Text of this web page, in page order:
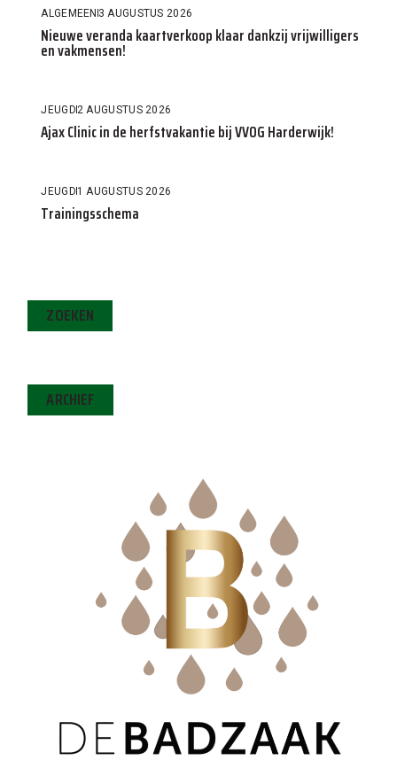
ALGEMEEN3 AUGUSTUS 2026
Nieuwe veranda kaartverkoop klaar dankzij vrijwilligers
en vakmensen!
JEUGD2 AUGUSTUS 2026
Ajax Clinic in de herfstvakantie bij VVOG Harderwijk!
JEUGD1 AUGUSTUS 2026
Trainingsschema
ZOEKEN
ARCHIEF